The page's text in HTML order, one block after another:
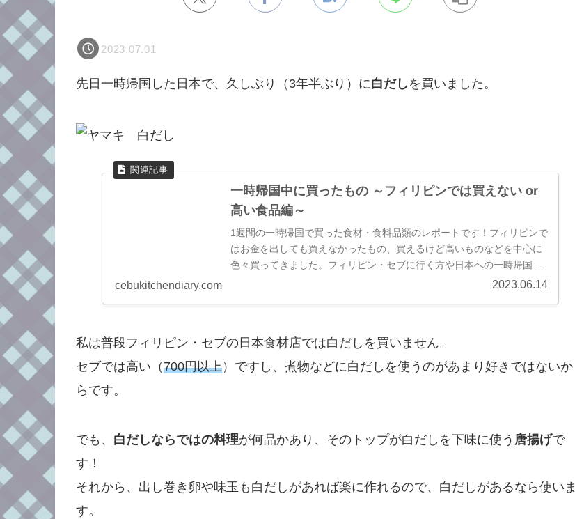
2023.07.01
先日一時帰国した日本で、久しぶり（3年半ぶり）に白だし を買いました。
一時帰国中に買ったもの ～フィリピンでは買えない or
高い食品編～
1週間の一時帰国で買った食材・食料品類のレポートです！フィリピンで
はお金を出しても買えなかったもの、買えるけど高いものなどを中心に
色々買ってきました。フィリピン・セブに行く方や日本への一時帰国予
cebukitchendiary.com 2023.06.14
私は普段フィリピン・セブの日本食材店では白だしを買いません。
セブでは高い（700円以上）ですし、煮物などに白だしを使うのがあまり好きではないか
らです。
でも、 白だしならではの料理が何品かあり、そのトップが白だしを下味に使う 唐揚げで
す！
それから、出し巻き卵や味玉も白だしがあれば楽に作れるので、白だしがあるなら使いま
す。